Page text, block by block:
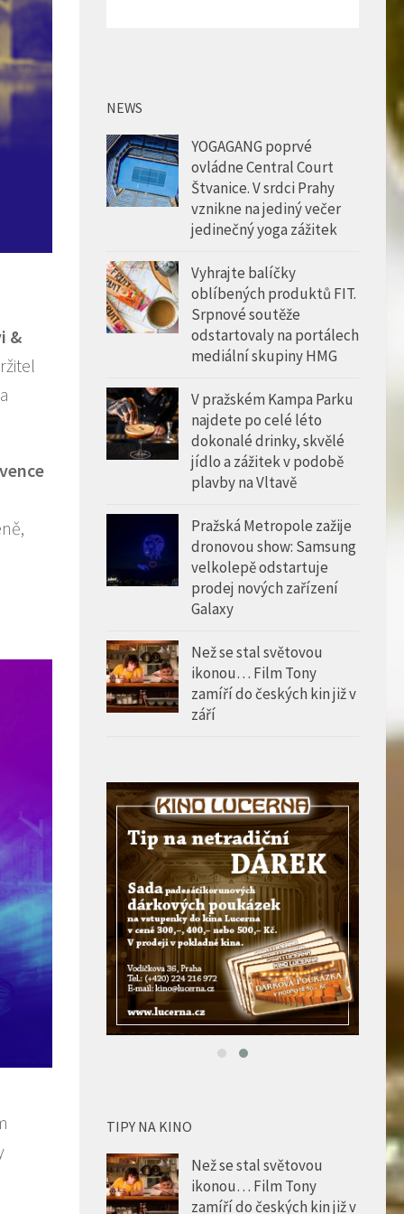
&
NEWS
YOGAGANG poprvé
ovládne Central Court
Štvanice. V srdci Prahy
vznikne na jediný večer
jedinečný yoga zážitek
Vyhrajte balíčky
oblíbených produktů FIT.
Srpnové soutěže
odstartovaly na portálech
mediální skupiny HMG
V pražském Kampa Parku
najdete po celé léto
dokonalé drinky, skvělé
jídlo a zážitek v podobě
plavby na Vltavě
Pražská Metropole zažije
dronovou show: Samsung
velkolepě odstartuje
prodej nových zařízení
Galaxy
Než se stal světovou
ikonou… Film Tony
zamíří do českých kin již v
září
TIPY NA KINO
Než se stal světovou
ikonou… Film Tony
zamíří do českých kin již v